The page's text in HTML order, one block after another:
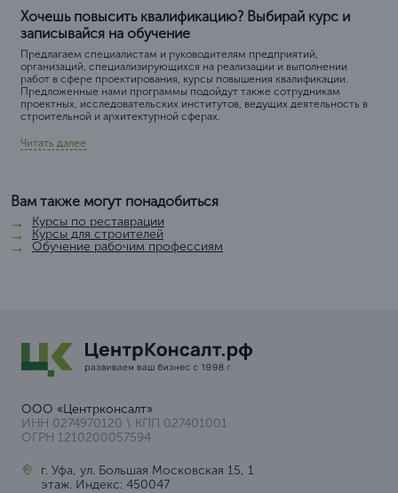
Хочешь повысить квалификацию? Выбирай курс и
записывайся на обучение
Предлагаем специалистам и руководителям предприятий,
организаций, специализирующихся на реализации и выполнении
работ в сфере проектирования, курсы повышения квалификации.
Предложенные нами программы подойдут также сотрудникам
проектных, исследовательских институтов, ведущих деятельность в
строительной и архитектурной сферах.
Читать далее
Вам также могут понадобиться
Курсы по реставрации
Курсы для строителей
Обучение рабочим профессиям
ООО «Центрконсалт»
ИНН 0274970120 \ КПП 027401001
ОГРН 1210200057594
г. Уфа, ул. Большая Московская 15, 1
этаж. Индекс: 450047